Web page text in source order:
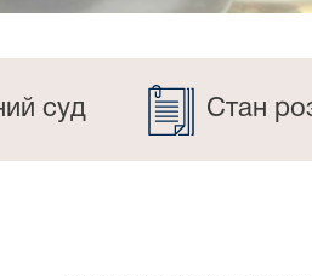
суд Стан